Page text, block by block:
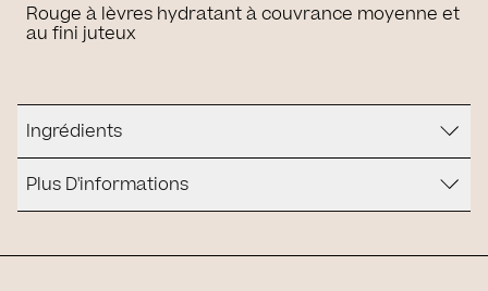
Rouge à lèvres hydratant à couvrance moyenne et
au fini juteux
Ingrédients
Plus D'informations